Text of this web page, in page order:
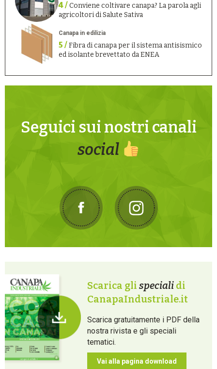
4 /Conviene coltivare canapa? La parola agli
agricoltori di Salute Sativa
Canapa in edilizia
5 /Fibra di canapa per il sistema antisismico
ed isolante brevettato da ENEA
Seguici sui nostri canali
social
Scarica gli speciali di
CanapaIndustriale.it
Scarica gratuitamente i PDF della
nostra rivista e gli speciali
tematici.
Vai alla pagina download